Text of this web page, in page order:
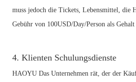
muss jedoch die Tickets, Lebensmittel, die
Gebühr von 100USD/Day/Person als Gehalt
4. Klienten Schulungsdienste
HAOYU Das Unternehmen rät, der der